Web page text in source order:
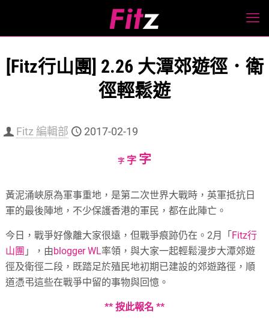
[Fitz行山團] 2.26 大潭郊遊徑．衛
徑輕鬆遊
Fitz 編輯部 2017-02-19
字Decrease
size.
字Reset
size.
字Increase
size.
黃泥涌峽原為軍事重地，是第二次世界大戰時，英軍抵抗日
軍的最後陣地，不少保護香港的軍民，都在此陣亡。
今日，戰爭好像離大家很遠，但戰爭痕跡仍在。2月「 Fitz行
山團 」，由blogger WL率領，與大家一起輕鬆漫步大潭郊遊
徑及衛徑二段，既踏足於殖民地初期已建設的郊遊路徑，順
道憑弔這些在戰爭中留的事物與回憶。
** 按此報名 **